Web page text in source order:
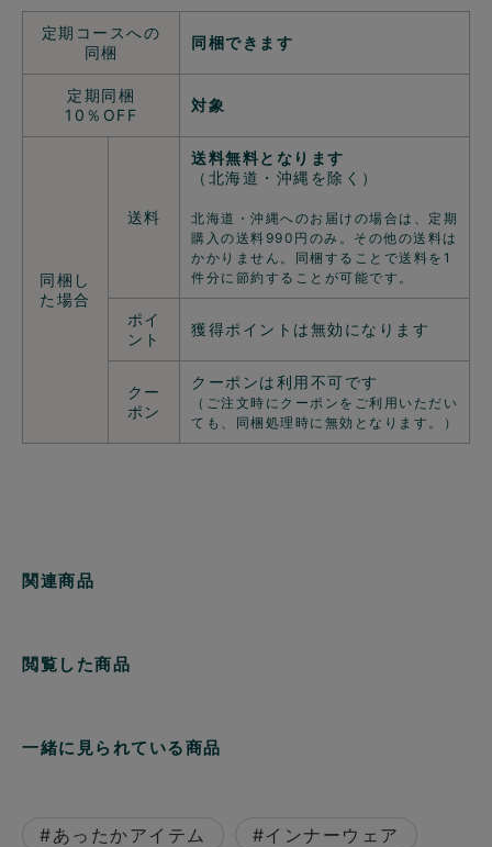
定期コースへの
同梱
同梱できます
定期同梱
10％OFF
対象
同梱し
た場合
送料
送料無料となります
（北海道・沖縄を除く）
北海道・沖縄へのお届けの場合は、定期
購入の送料990円のみ。その他の送料は
かかりません。同梱することで送料を1
件分に節約することが可能です。
ポイ
ント
獲得ポイントは無効になります
クー
ポン
クーポンは利用不可です
（ご注文時にクーポンをご利用いただい
ても、同梱処理時に無効となります。）
関連商品
閲覧した商品
一緒に見られている商品
#あったかアイテム #インナーウェア